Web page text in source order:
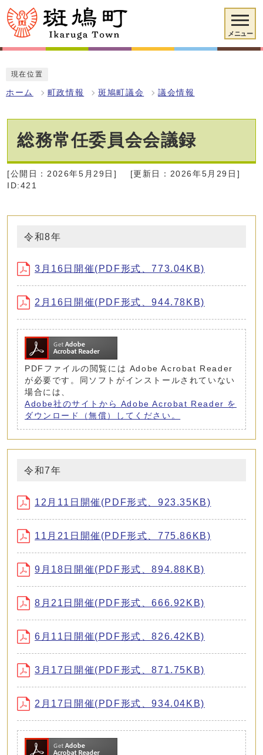
メニュー
現在位置
ホーム 町政情報 斑鳩町議会 議会情報
総務常任委員会会議録
[公開日：2026年5月29日]
[更新日：2026年5月29日]
ID:421
令和8年
3月16日開催(PDF形式、773.04KB)
2月16日開催(PDF形式、944.78KB)
PDFファイルの閲覧には Adobe Acrobat Reader
が必要です。同ソフトがインストールされていない
場合には、
Adobe社のサイトから Adobe Acrobat Reader を
ダウンロード（無償）してください。
令和7年
12月11日開催(PDF形式、923.35KB)
11月21日開催(PDF形式、775.86KB)
9月18日開催(PDF形式、894.88KB)
8月21日開催(PDF形式、666.92KB)
6月11日開催(PDF形式、826.42KB)
3月17日開催(PDF形式、871.75KB)
2月17日開催(PDF形式、934.04KB)